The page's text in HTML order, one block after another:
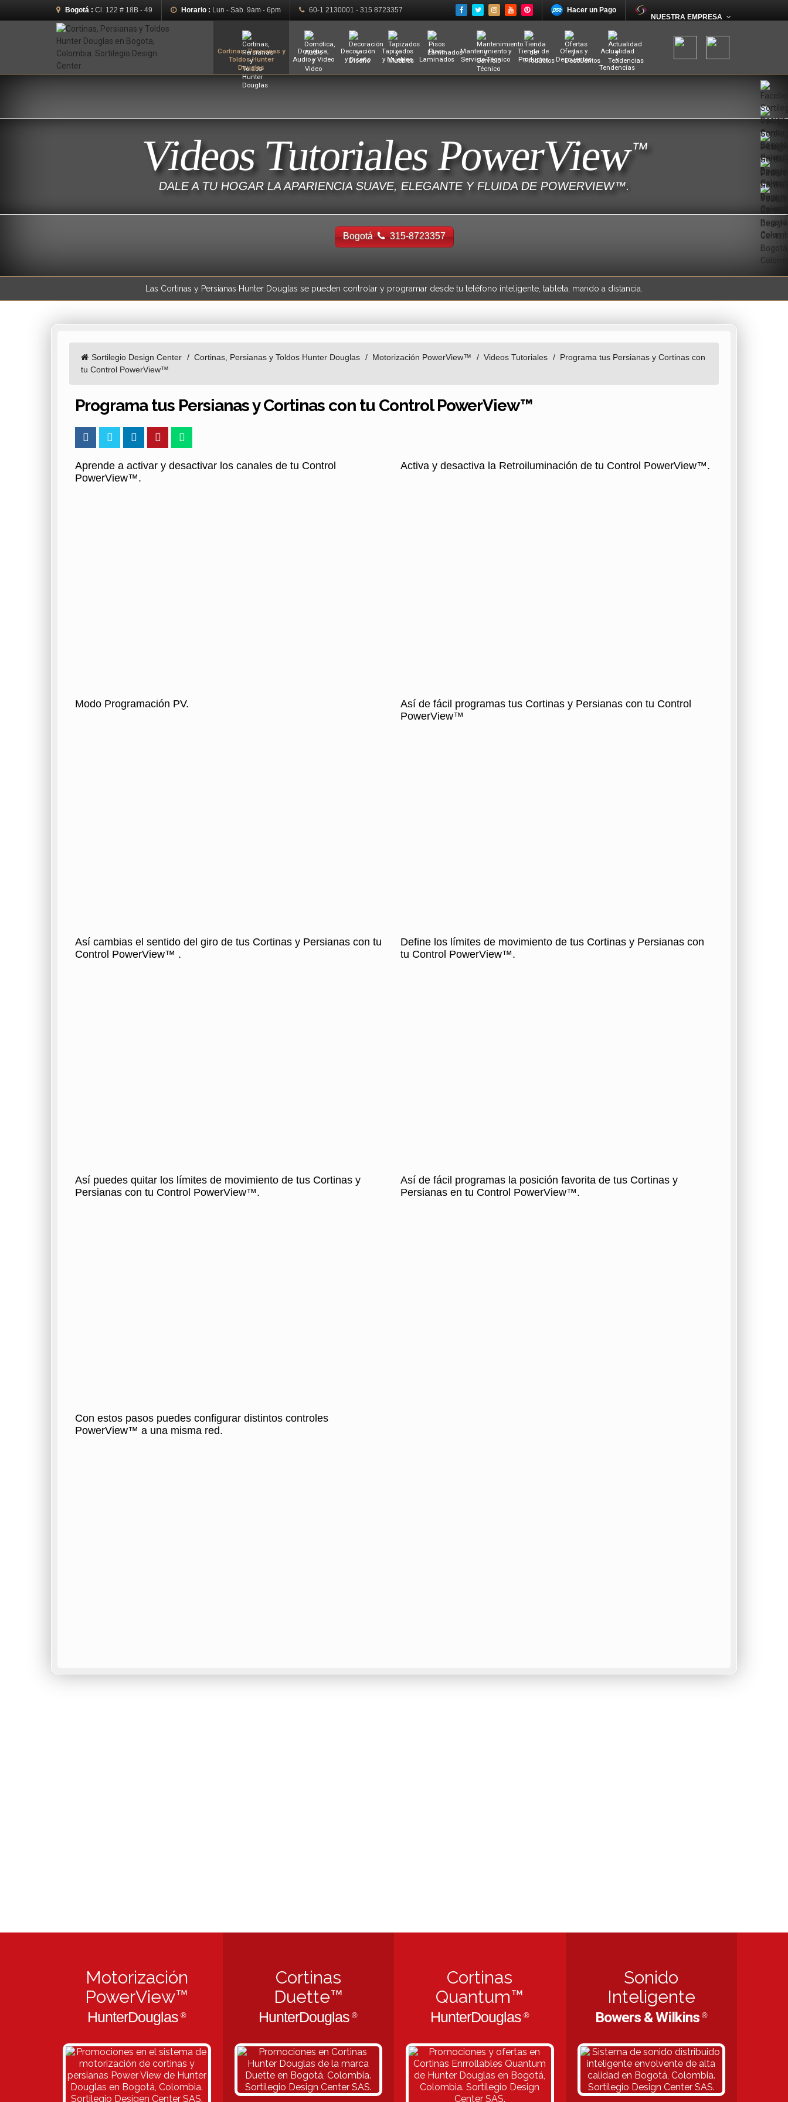
Bogotá : Cl. 122 # 18B - 49 Horario : Lun - Sab. 9am - 6pm
60-1 2130001 - 315 8723357
NUESTRA EMPRESA
Hacer un Pago
Cortinas, Persianas y
Toldos Hunter
Douglas
Domótica,
Audio y Video
Decoración
y Diseño
Tapizados
y Muebles
Pisos
Laminados
Mantenimiento y
Servicio Técnico
Tienda de
Productos
Ofertas y
Descuentos
Actualidad
y
Tendencias
Videos Tutoriales PowerView™
DALE A TU HOGAR LA APARIENCIA SUAVE, ELEGANTE Y FLUIDA DE POWERVIEW™.
Bogotá 315-8723357
Las Cortinas y Persianas Hunter Douglas se pueden controlar y programar desde tu teléfono inteligente, tableta, mando a distancia.
Sortilegio Design Center Cortinas, Persianas y Toldos Hunter Douglas Motorización PowerView™ Videos Tutoriales
Programa tus Persianas y Cortinas con
tu Control PowerView™
Programa tus Persianas y Cortinas con tu Control PowerView™
Aprende a activar y desactivar los canales de tu Control
PowerView™.
Activa y desactiva la Retroiluminación de tu Control PowerView™.
Modo Programación PV.
Así de fácil programas tus Cortinas y Persianas con tu Control
PowerView™
Así cambias el sentido del giro de tus Cortinas y Persianas con tu
Control PowerView™ .
Define los límites de movimiento de tus Cortinas y Persianas con
tu Control PowerView™.
Así puedes quitar los límites de movimiento de tus Cortinas y
Persianas con tu Control PowerView™.
Así de fácil programas la posición favorita de tus Cortinas y
Persianas en tu Control PowerView™.
Con estos pasos puedes configurar distintos controles
PowerView™ a una misma red.
Motorización
PowerView™
HunterDouglas ®
Cortinas
Duette™
HunterDouglas ®
Cortinas
Quantum™
HunterDouglas ®
Sonido
Inteligente
Bowers & Wilkins ®